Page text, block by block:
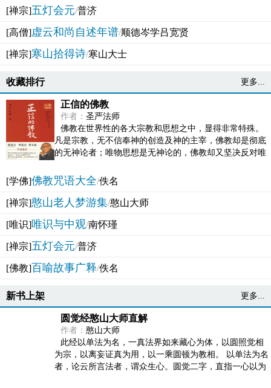
[禅宗]五灯会元/普济
[高僧]虚云和尚自述年谱/顺德岑学吕宽贤
[禅宗]寒山拾得诗/寒山大士
收藏排行 更多...
正信的佛教
作者： 圣严法师
佛教在世界性的各大宗教和思想之中，显得非常特殊。
凡是宗教，无不信奉神的创造及神的主宰，佛教却是彻底
的无神论者；唯物思想是无神论的，佛教却又坚决反对唯
[学佛]佛教咒语大全/佚名
[禅宗]憨山老人梦游集/憨山大师
[唯识]唯识与中观/南怀瑾
[禅宗]五灯会元/普济
[佛教]百喻故事广释/佚名
新书上架 更多...
圆觉经憨山大师直解
作者： 憨山大师
此经以单法为名，一真法界如来藏心为体，以圆照觉相
为宗，以离妄证真为用，以一乘圆顿为教相。 以单法为名
者，论云所言法者，谓众生心。圆觉二字，直指一心以为